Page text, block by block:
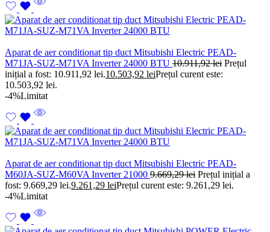
Aparat de aer conditionat tip duct Mitsubishi Electric PEAD-
M71JA-SUZ-M71VA Inverter 24000 BTU 10.911,92lei Prețul
inițial a fost: 10.911,92 lei.10.503,92 leiPrețul curent este:
10.503,92 lei.
-4%Limitat
Aparat de aer conditionat tip duct Mitsubishi Electric PEAD-
M60JA-SUZ-M60VA Inverter 21000 9.669,29lei Prețul inițial a
fost: 9.669,29 lei.9.261,29 leiPrețul curent este: 9.261,29 lei.
-4%Limitat